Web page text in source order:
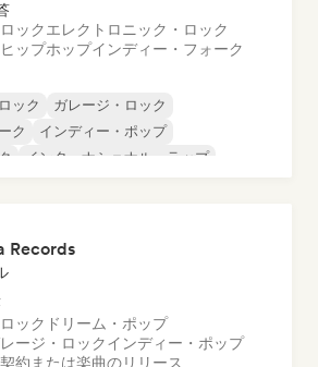
ックエレクトロニック・ロック
ヒップホップインディー・フォーク
ック
ガレージ・ロック
ク
インディー・ポップ
インターナショナル・ラップ
Records
ック ドリーム・ポップ
ージ・ロックインディー・ポップ
約または楽曲のリリース